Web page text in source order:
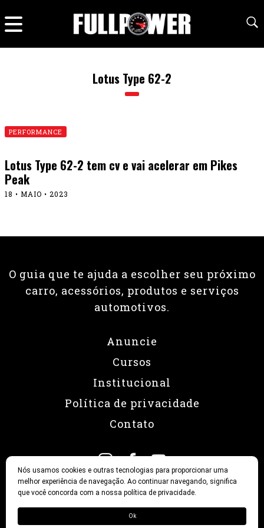
Lotus Type 62-2
PERFORMANCE
Lotus Type 62-2 tem cv e vai acelerar em Pikes
Peak
18 • MAIO • 2023
O guia que te ajuda a escolher seu próximo
carro, acessórios, produtos e serviços
automotivos.
Anuncie
Cursos
Institucional
Política de privacidade
Contato
Nós usamos cookies e outras tecnologias para proporcionar uma
melhor experiência de navegação. Ao continuar navegando, significa
que você concorda com a nossa política de privacidade.
Ok